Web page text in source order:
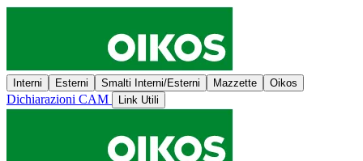
Interni Esterni Smalti Interni/Esterni Mazzette Oikos
Dichiarazioni CAM Link Utili